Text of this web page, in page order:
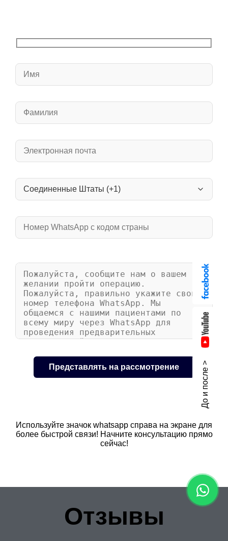
Используйте значок whatsapp справа на экране для
более быстрой связи! Начните консультацию прямо
сейчас!
Отзывы
До и после >